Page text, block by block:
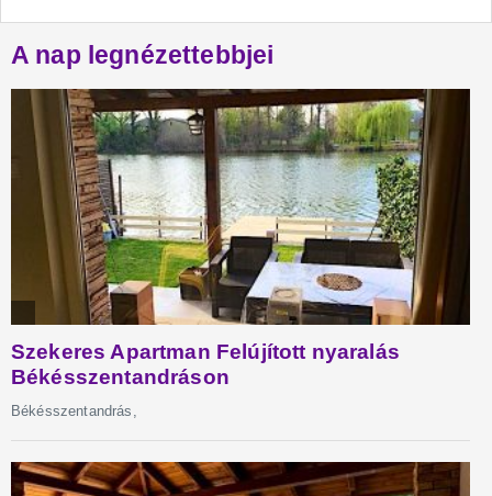
A nap legnézettebbjei